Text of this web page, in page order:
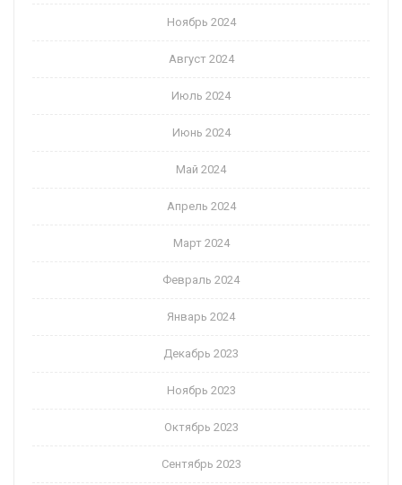
Ноябрь 2024
Август 2024
Июль 2024
Июнь 2024
Май 2024
Апрель 2024
Март 2024
Февраль 2024
Январь 2024
Декабрь 2023
Ноябрь 2023
Октябрь 2023
Сентябрь 2023